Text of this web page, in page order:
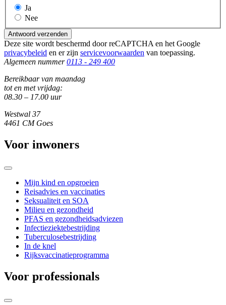
Ja
Nee
Antwoord verzenden
Deze site wordt beschermd door reCAPTCHA en het Google
privacybeleid en er zijn servicevoorwaarden van toepassing.
Algemeen nummer 0113 - 249 400
Bereikbaar van maandag
tot en met vrijdag:
08.30 – 17.00 uur
Westwal 37
4461 CM Goes
Voor inwoners
Mijn kind en opgroeien
Reisadvies en vaccinaties
Seksualiteit en SOA
Milieu en gezondheid
PFAS en gezondheidsadviezen
Infectieziektebestrijding
Tuberculosebestrijding
In de knel
Rijksvaccinatieprogramma
Voor professionals